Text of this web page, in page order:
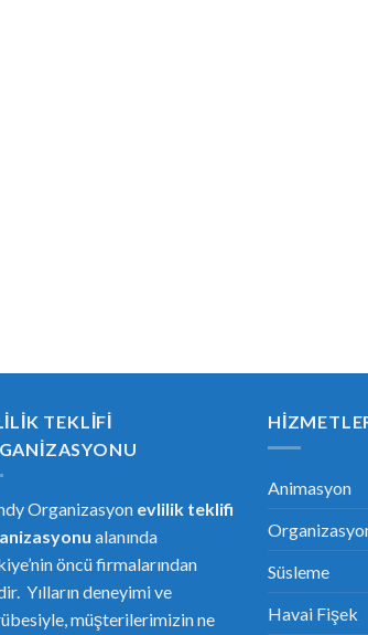
TEKLIFI
Organizasyon evlilik teklifi
alanında
öncü firmalarından
Yılların deneyimi ve
müşterilerimizin ne
Animasyon
Süsleme
Havai Fişek